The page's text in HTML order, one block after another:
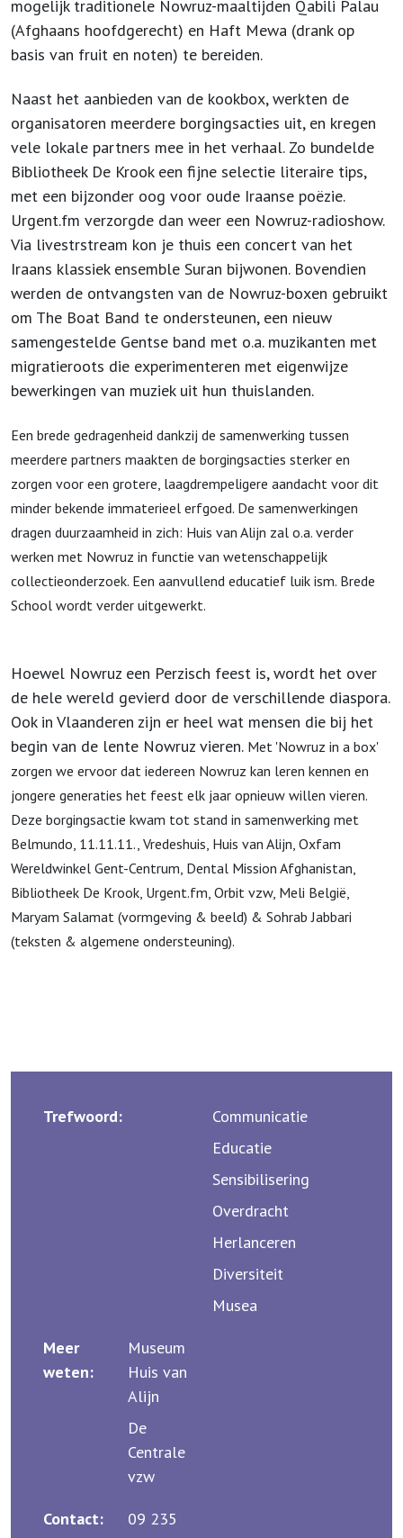
mogelijk traditionele Nowruz-maaltijden Qabili Palau
(Afghaans hoofdgerecht) en Haft Mewa (drank op
basis van fruit en noten) te bereiden.
Naast het aanbieden van de kookbox, werkten de
organisatoren meerdere borgingsacties uit, en kregen
vele lokale partners mee in het verhaal. Zo bundelde
Bibliotheek De Krook een fijne selectie literaire tips,
met een bijzonder oog voor oude Iraanse poëzie.
Urgent.fm verzorgde dan weer een Nowruz-radioshow.
Via livestrstream kon je thuis een concert van het
Iraans klassiek ensemble Suran bijwonen. Bovendien
werden de ontvangsten van de Nowruz-boxen gebruikt
om The Boat Band te ondersteunen, een nieuw
samengestelde Gentse band met o.a. muzikanten met
migratieroots die experimenteren met eigenwijze
bewerkingen van muziek uit hun thuislanden.
Een brede gedragenheid dankzij de samenwerking tussen
meerdere partners maakten de borgingsacties sterker en
zorgen voor een grotere, laagdrempeligere aandacht voor dit
minder bekende immaterieel erfgoed. De samenwerkingen
dragen duurzaamheid in zich: Huis van Alijn zal o.a. verder
werken met Nowruz in functie van wetenschappelijk
collectieonderzoek. Een aanvullend educatief luik ism. Brede
School wordt verder uitgewerkt.
Hoewel Nowruz een Perzisch feest is, wordt het over
de hele wereld gevierd door de verschillende diaspora.
Ook in Vlaanderen zijn er heel wat mensen die bij het
begin van de lente Nowruz vieren. Met 'Nowruz in a box'
zorgen we ervoor dat iedereen Nowruz kan leren kennen en
jongere generaties het feest elk jaar opnieuw willen vieren.
Deze borgingsactie kwam tot stand in samenwerking met
Belmundo, 11.11.11., Vredeshuis, Huis van Alijn, Oxfam
Wereldwinkel Gent-Centrum, Dental Mission Afghanistan,
Bibliotheek De Krook, Urgent.fm, Orbit vzw, Meli België,
Maryam Salamat (vormgeving & beeld) & Sohrab Jabbari
(teksten & algemene ondersteuning).
Trefwoord:
Communicatie
Educatie
Sensibilisering
Overdracht
Herlanceren
Diversiteit
Musea
Meer
weten:
Museum
Huis van
Alijn
De
Centrale
vzw
Contact:
09 235